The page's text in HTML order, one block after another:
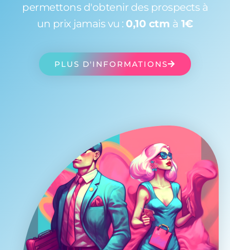
permettons d'obtenir des prospects à
un prix jamais vu : 0,10 ctm à 1€
PLUS D'INFORMATIONS